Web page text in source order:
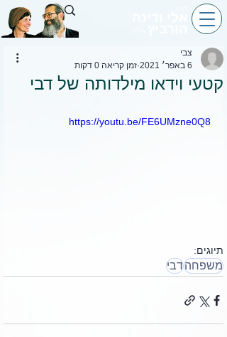
קטעי וידאו מילדותה של דבי
צבי
6 באפר׳ 2021
זמן קריאה 0 דקות
https://youtu.be/FE6UMzne0Q8
תיוגים:
משפחהדבי